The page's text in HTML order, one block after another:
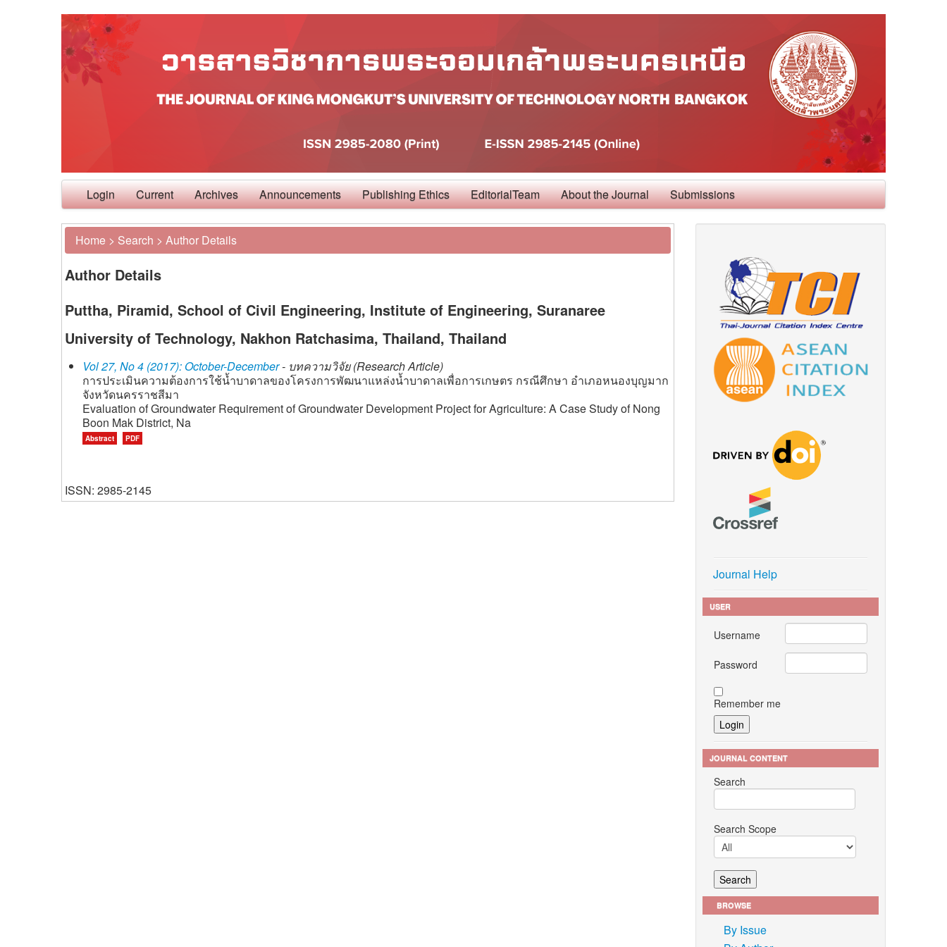
Login Current Archives Announcements Publishing Ethics EditorialTeam About the Journal Submissions
Home > Search > Author Details
Author Details
Puttha, Piramid, School of Civil Engineering, Institute of Engineering, Suranaree
University of Technology, Nakhon Ratchasima, Thailand, Thailand
Vol 27, No 4 (2017): October-December- บทความวิจัย (Research Article)
การประเมินความต้องการใช้น้ำบาดาลของโครงการพัฒนาแหล่งน้ำบาดาลเพื่อการเกษตร กรณีศึกษา อำเภอหนองบุญมาก
จังหวัดนครราชสีมา
Evaluation of Groundwater Requirement of Groundwater Development Project for Agriculture: A Case Study of Nong
Boon Mak District, Na
Abstract PDF
ISSN: 2985-2145
Journal Help
USER
Username
Password
Remember me
JOURNAL CONTENT
Search
Search Scope
BROWSE
By Issue